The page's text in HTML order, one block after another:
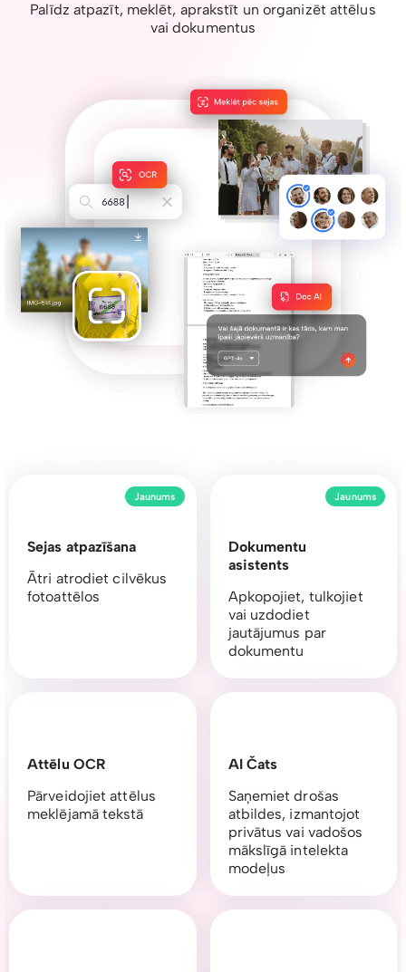
Palīdz atpazīt, meklēt, aprakstīt un organizēt attēlus
vai dokumentus
Dokumentu
asistents
Apkopojiet, tulkojiet
vai uzdodiet
jautājumus par
dokumentu
Jaunums
Attēlu OCR
Pārveidojiet attēlus
meklējamā tekstā
AI Čats
Saņemiet drošas
atbildes, izmantojot
privātus vai vadošos
mākslīgā intelekta
modeļus
Sejas atpazīšana
Ātri atrodiet cilvēkus
fotoattēlos
Jaunums